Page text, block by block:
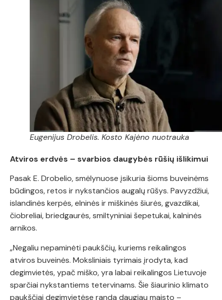
Eugenijus Drobelis. Kosto Kajėno nuotrauka
Atviros erdvės – svarbios daugybės rūšių išlikimui
Pasak E. Drobelio, smėlynuose įsikuria šioms buveinėms
būdingos, retos ir nykstančios augalų rūšys. Pavyzdžiui,
islandinės kerpės, elninės ir miškinės šiurės, gvazdikai,
čiobreliai, briedgaurės, smiltyniniai šepetukai, kalninės
arnikos.
„Negaliu nepaminėti paukščių, kuriems reikalingos
atviros buveinės. Moksliniais tyrimais įrodyta, kad
degimvietės, ypač miško, yra labai reikalingos Lietuvoje
sparčiai nykstantiems tetervinams. Šie šiaurinio klimato
paukščiai degimvietėse randa daugiau maisto –